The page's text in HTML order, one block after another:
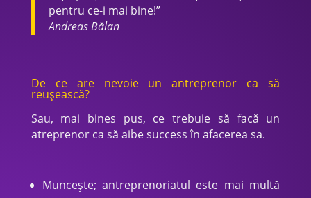
pentru ce-i mai bine!”
Andreas Bălan
De ce are nevoie un antreprenor ca să
reușească?
Sau, mai bines pus, ce trebuie să facă un
atreprenor ca să aibe success în afacerea sa.
Muncește; antreprenoriatul este mai multă